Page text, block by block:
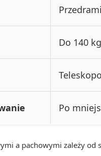
Do 140 kg
Po
a pachowymi zależy